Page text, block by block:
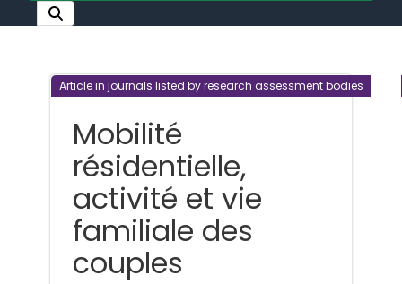
Article in journals listed by research assessment bodies
Mobilité
résidentielle,
activité et vie
familiale des
couples